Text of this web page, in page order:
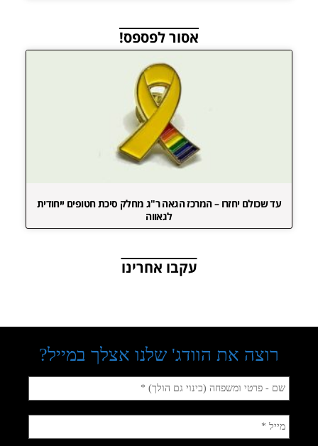
אסור לפספס!
עד שכולם יחזרו – המרכז הגאה ר"ג מחלק סיכת חטופים ייחודית
לגאווה
עקבו אחרינו